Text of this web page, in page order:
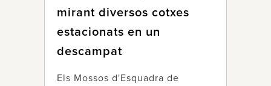
mirant diversos cotxes
estacionats en un
descampat
Els Mossos d'Esquadra de